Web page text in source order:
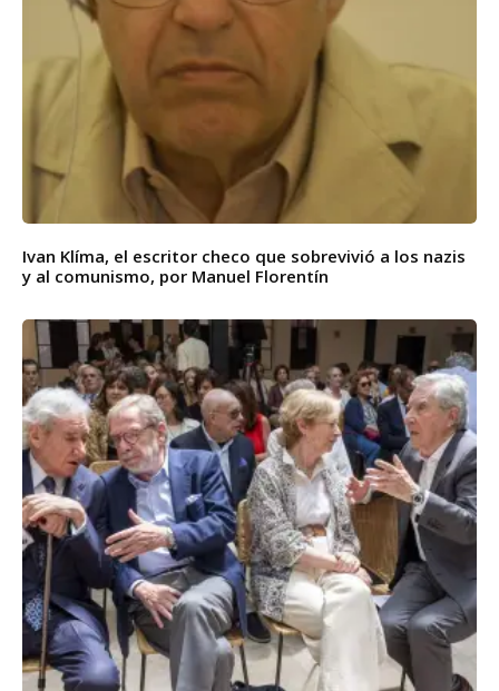
Ivan Klíma, el escritor checo que sobrevivió a los nazis
y al comunismo, por Manuel Florentín